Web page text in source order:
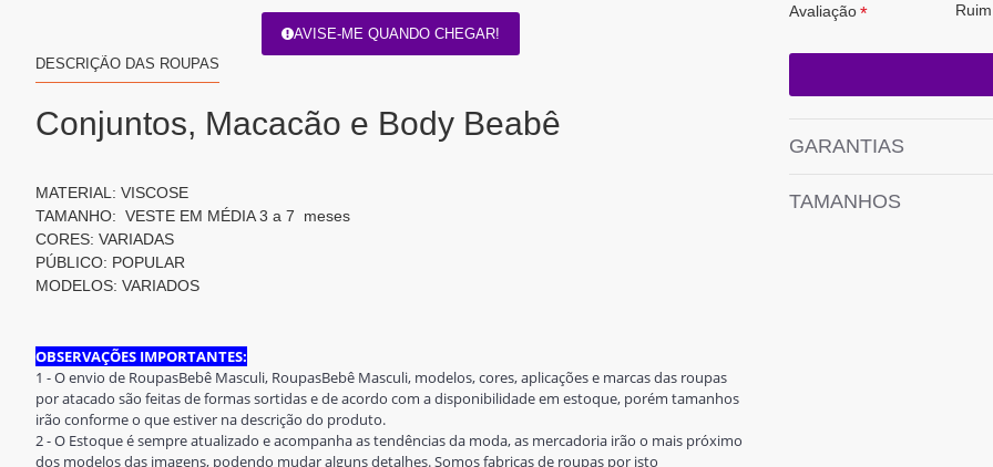
AVISE-ME QUANDO CHEGAR!
DESCRIÇÃO DAS ROUPAS
Conjuntos, Macacão e Body Beabê
MATERIAL: VISCOSE
TAMANHO: VESTE EM MÉDIA 3 a 7 meses
CORES: VARIADAS
PÚBLICO: POPULAR
MODELOS: VARIADOS
OBSERVAÇÕES IMPORTANTES:
1 - O envio de RoupasBebê Masculi, RoupasBebê Masculi, modelos, cores, aplicações e marcas das roupas
por atacado são feitas de formas sortidas e de acordo com a disponibilidade em estoque, porém tamanhos
irão conforme o que estiver na descrição do produto.
2 - O Estoque é sempre atualizado e acompanha as tendências da moda, as mercadoria irão o mais próximo
dos modelos das imagens, podendo mudar alguns detalhes. Somos fabricas de roupas por isto
Avaliação Ruim
GARANTIAS
TAMANHOS